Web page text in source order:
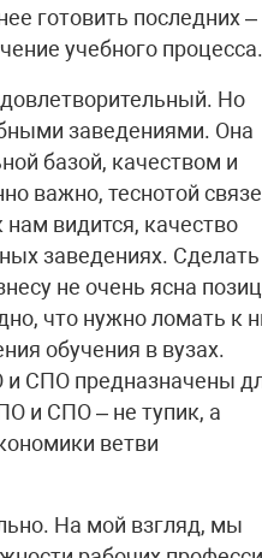
готовить последних –
учебного процесса.
Но
заведениями. Она
базой, качеством и
важно, теснотой
видится, качество
заведениях.
не очень ясна
что нужно ломать к
обучения в вузах.
и СПО предназначены
и СПО – не тупик, а
ветви
На мой взгляд, мы